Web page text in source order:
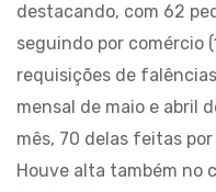
destacando, com 62
seguindo por comércio
requisições de
mensal de maio e abril
mês, 70 delas feitas
Houve alta também no